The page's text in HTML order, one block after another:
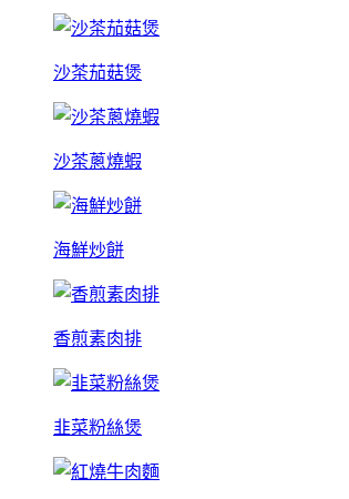
沙茶茄菇煲
沙茶蔥燒蝦
海鮮炒餅
香煎素肉排
韭菜粉絲煲